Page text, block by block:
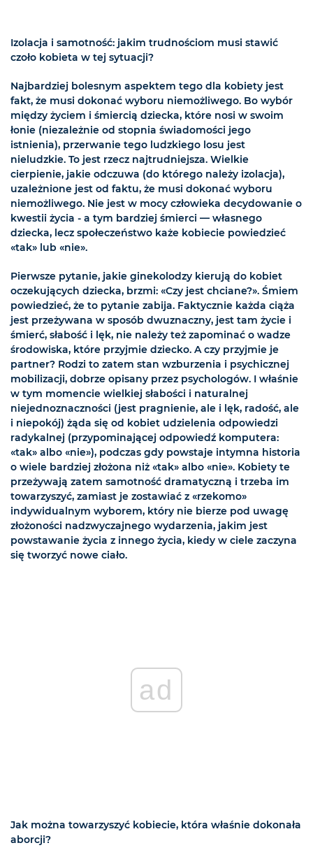
Izolacja i samotność: jakim trudnościom musi stawić
czoło kobieta w tej sytuacji?
Najbardziej bolesnym aspektem tego dla kobiety jest
fakt, że musi dokonać wyboru niemożliwego. Bo wybór
między życiem i śmiercią dziecka, które nosi w swoim
łonie (niezależnie od stopnia świadomości jego
istnienia), przerwanie tego ludzkiego losu jest
nieludzkie. To jest rzecz najtrudniejsza. Wielkie
cierpienie, jakie odczuwa (do którego należy izolacja),
uzależnione jest od faktu, że musi dokonać wyboru
niemożliwego. Nie jest w mocy człowieka decydowanie o
kwestii życia - a tym bardziej śmierci — własnego
dziecka, lecz społeczeństwo każe kobiecie powiedzieć
«tak» lub «nie».
Pierwsze pytanie, jakie ginekolodzy kierują do kobiet
oczekujących dziecka, brzmi: «Czy jest chciane?». Śmiem
powiedzieć, że to pytanie zabija. Faktycznie każda ciąża
jest przeżywana w sposób dwuznaczny, jest tam życie i
śmierć, słabość i lęk, nie należy też zapominać o wadze
środowiska, które przyjmie dziecko. A czy przyjmie je
partner? Rodzi to zatem stan wzburzenia i psychicznej
mobilizacji, dobrze opisany przez psychologów. I właśnie
w tym momencie wielkiej słabości i naturalnej
niejednoznaczności (jest pragnienie, ale i lęk, radość, ale
i niepokój) żąda się od kobiet udzielenia odpowiedzi
radykalnej (przypominającej odpowiedź komputera:
«tak» albo «nie»), podczas gdy powstaje intymna historia
o wiele bardziej złożona niż «tak» albo «nie». Kobiety te
przeżywają zatem samotność dramatyczną i trzeba im
towarzyszyć, zamiast je zostawiać z «rzekomo»
indywidualnym wyborem, który nie bierze pod uwagę
złożoności nadzwyczajnego wydarzenia, jakim jest
powstawanie życia z innego życia, kiedy w ciele zaczyna
się tworzyć nowe ciało.
ad
Jak można towarzyszyć kobiecie, która właśnie dokonała
aborcji?